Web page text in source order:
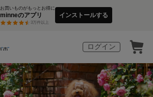
お買いものがもっとお得に
minneのアプリ
3万件以上
インストールする
ログイン